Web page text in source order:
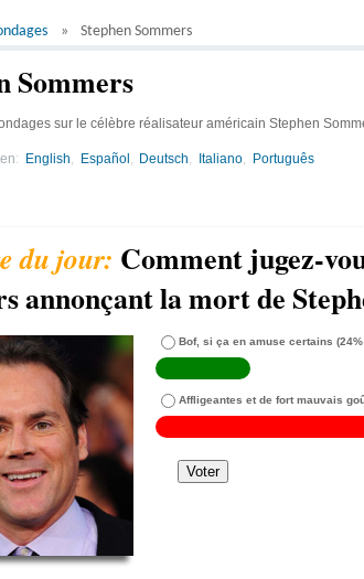
Stephen Sommers
Sommers
sur le célèbre réalisateur américain Stephen
English Español Deutsch Italiano Português
Comment jugez-
annonçant la mort de
Bof, si ça en amuse certains
Affligeantes et de fort mauvais